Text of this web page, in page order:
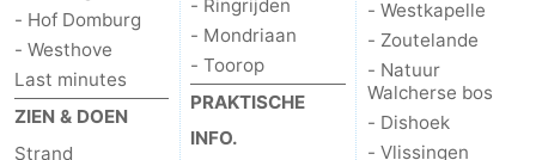
- Hof Domburg
- Westhove
Last minutes
ZIEN & DOEN
Strand
- Ringrijden
- Mondriaan
- Toorop
PRAKTISCHE
INFO.
- Westkapelle
- Zoutelande
- Natuur
Walcherse bos
- Dishoek
- Vlissingen